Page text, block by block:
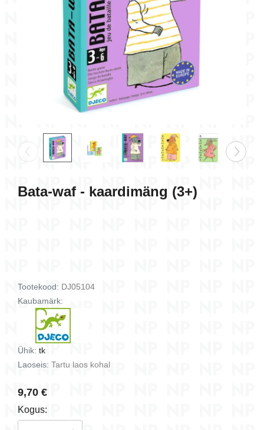
Bata-waf - kaardimäng (3+)
Tootekood: DJ05104
Kaubamärk:
Ühik: tk
Laoseis: Tartu laos kohal
9,70 €
Kogus:
Bataflash - kaardimäng (5+)
9,30 €
Lisa korvi